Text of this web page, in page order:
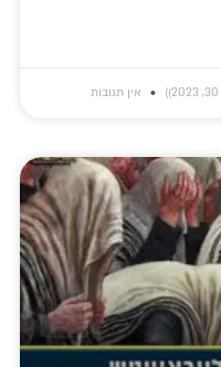
אין תגובות